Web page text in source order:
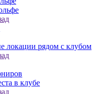
локации рядом с клубом
в клубе